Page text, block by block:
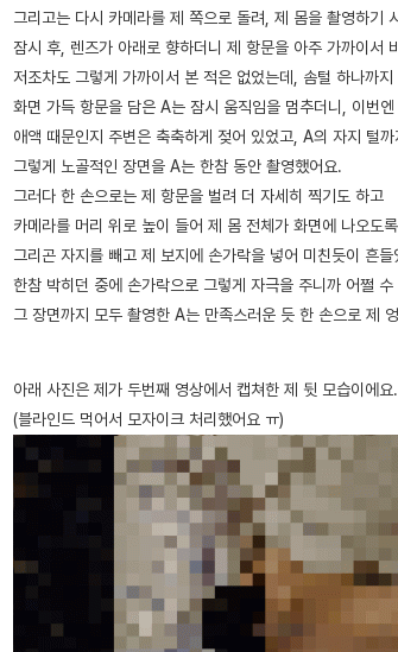
그리고는 다시 카메라를 제 쪽으로 돌려, 제 몸을 촬영하기
잠시 후, 렌즈가 아래로 향하더니 제 항문을 아주 가까이서
저조차도 그렇게 가까이서 본 적은 없었는데, 솜털 하나까
화면 가득 항문을 담은 A는 잠시 움직임을 멈추더니, 이번
애액 때문인지 주변은 축축하게 젖어 있었고, A의 자지 털
그렇게 노골적인 장면을 A는 한참 동안 촬영했어요.
그러다 한 손으로는 제 항문을 벌려 더 자세히 찍기도 하고
카메라를 머리 위로 높이 들어 제 몸 전체가 화면에 나오도
그리곤 자지를 빼고 제 보지에 손가락을 넣어 미친듯이 흔들
한참 박히던 중에 손가락으로 그렇게 자극을 주니까 어쩔
그 장면까지 모두 촬영한 A는 만족스러운 듯 한 손으로 제
아래 사진은 제가 두번째 영상에서 캡쳐한 제 뒷 모습이에요
(블라인드 먹어서 모자이크 처리했어요 ㅠ)